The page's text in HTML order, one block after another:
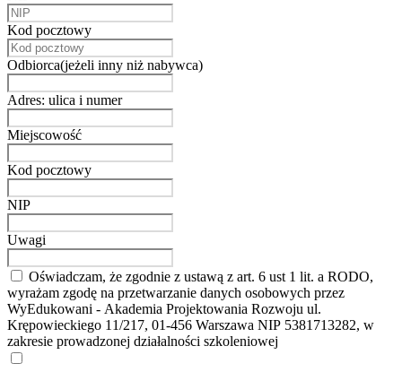
Kod pocztowy
Odbiorca(jeżeli inny niż nabywca)
Adres: ulica i numer
Miejscowość
Kod pocztowy
NIP
Uwagi
Oświadczam, że zgodnie z ustawą z art. 6 ust 1 lit. a RODO,
wyrażam zgodę na przetwarzanie danych osobowych przez
WyEdukowani - Akademia Projektowania Rozwoju ul.
Krępowieckiego 11/217, 01-456 Warszawa NIP 5381713282, w
zakresie prowadzonej działalności szkoleniowej